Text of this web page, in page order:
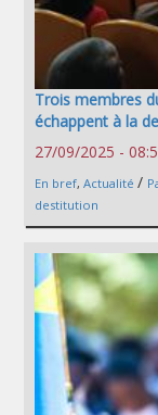
Trois membres
échappent à la
27/09/2025 -
En bref, Actualité /
destitution